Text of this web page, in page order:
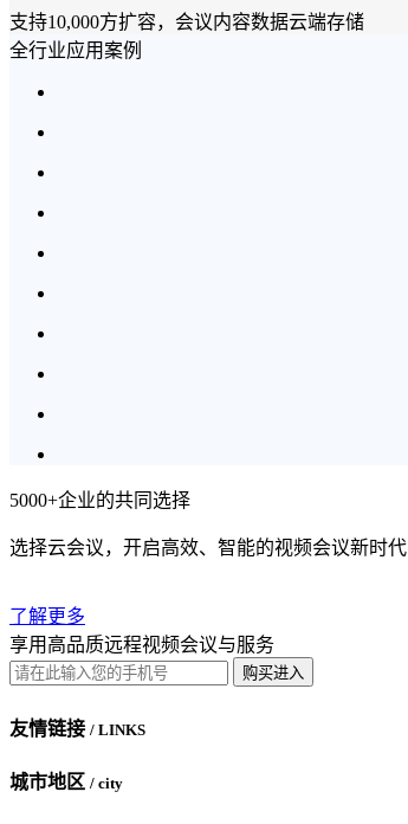
支持10,000方扩容，会议内容数据云端存储
全行业应用案例
5000+企业的共同选择
选择云会议，开启高效、智能的视频会议新时代
了解更多
享用高品质远程视频会议与服务
购买进入
友情链接 / LINKS
城市地区 / city